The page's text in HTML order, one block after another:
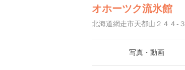
オホーツク流氷館
北海道網走市天都山２４４-３
写真・動画